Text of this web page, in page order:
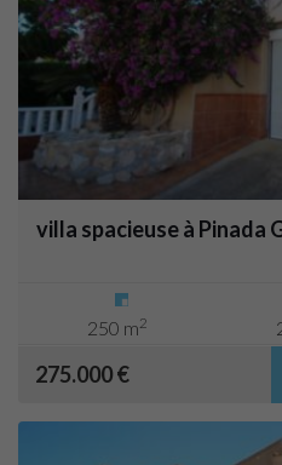
villa spacieuse à Pinada
250 m2
275.000 €